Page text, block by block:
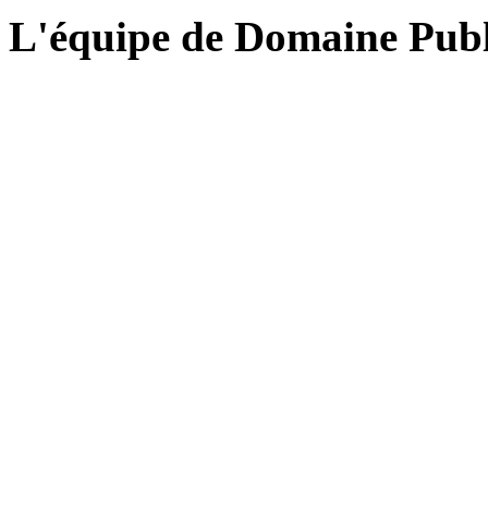
L'équipe de Domaine